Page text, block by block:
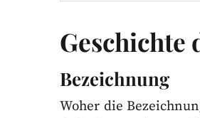
Geschichte
Bezeichnung
Woher die